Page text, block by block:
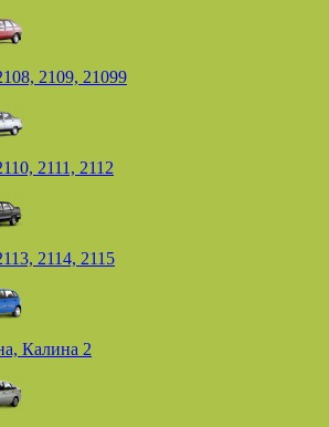
2109, 21099
2111, 2112
2114, 2115
Калина 2